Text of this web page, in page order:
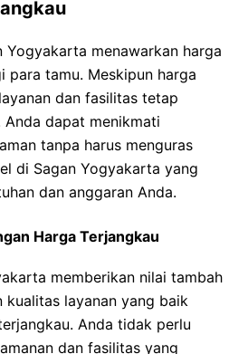
menawarkan harga
para tamu. Meskipun harga
dan fasilitas tetap
dapat menikmati
tanpa harus menguras
di Sagan Yogyakarta yang
dan anggaran Anda.
Harga Terjangkau
memberikan nilai tambah
kualitas layanan yang baik
Anda tidak perlu
dan fasilitas yang